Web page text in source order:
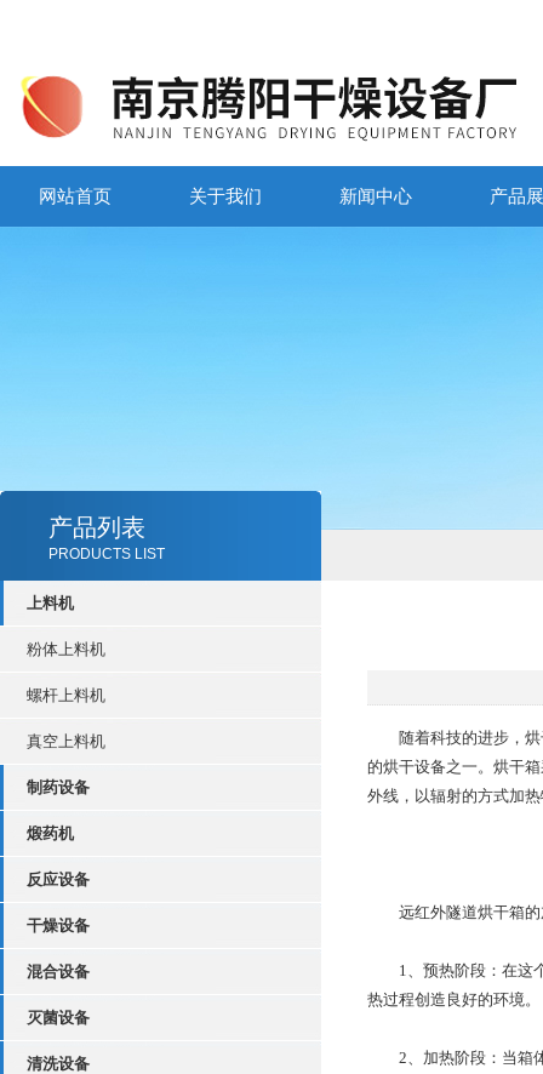
网站首页 关于我们 新闻中心 产品
产品列表
PRODUCTS LIST
上料机
粉体上料机
螺杆上料机
真空上料机
制药设备
煅药机
反应设备
干燥设备
混合设备
灭菌设备
清洗设备
随着科技的进步，烘
的烘干设备之一。烘干
外线，以辐射的方式加
远红外隧道烘干箱的
1、预热阶段：在这个
热过程创造良好的环境。
2、加热阶段：当箱体